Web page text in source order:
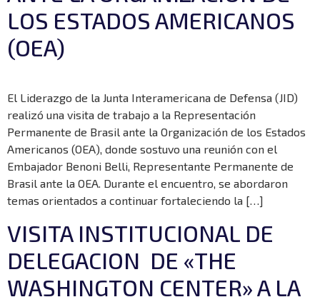
LOS ESTADOS AMERICANOS
(OEA)
El Liderazgo de la Junta Interamericana de Defensa (JID)
realizó una visita de trabajo a la Representación
Permanente de Brasil ante la Organización de los Estados
Americanos (OEA), donde sostuvo una reunión con el
Embajador Benoni Belli, Representante Permanente de
Brasil ante la OEA. Durante el encuentro, se abordaron
temas orientados a continuar fortaleciendo la […]
VISITA INSTITUCIONAL DE
DELEGACION DE «THE
WASHINGTON CENTER» A LA